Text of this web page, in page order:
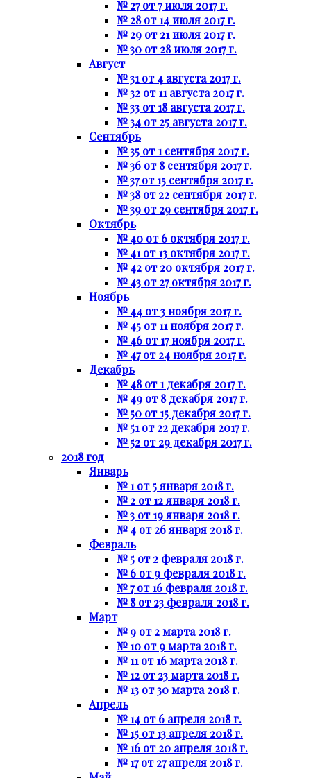
№ 27 от 7 июля 2017 г.
№ 28 от 14 июля 2017 г.
№ 29 от 21 июля 2017 г.
№ 30 от 28 июля 2017 г.
Август
№ 31 от 4 августа 2017 г.
№ 32 от 11 августа 2017 г.
№ 33 от 18 августа 2017 г.
№ 34 от 25 августа 2017 г.
Сентябрь
№ 35 от 1 сентября 2017 г.
№ 36 от 8 сентября 2017 г.
№ 37 от 15 сентября 2017 г.
№ 38 от 22 сентября 2017 г.
№ 39 от 29 сентября 2017 г.
Октябрь
№ 40 от 6 октября 2017 г.
№ 41 от 13 октября 2017 г.
№ 42 от 20 октября 2017 г.
№ 43 от 27 октября 2017 г.
Ноябрь
№ 44 от 3 ноября 2017 г.
№ 45 от 11 ноября 2017 г.
№ 46 от 17 ноября 2017 г.
№ 47 от 24 ноября 2017 г.
Декабрь
№ 48 от 1 декабря 2017 г.
№ 49 от 8 декабря 2017 г.
№ 50 от 15 декабря 2017 г.
№ 51 от 22 декабря 2017 г.
№ 52 от 29 декабря 2017 г.
2018 год
Январь
№ 1 от 5 января 2018 г.
№ 2 от 12 января 2018 г.
№ 3 от 19 января 2018 г.
№ 4 от 26 января 2018 г.
Февраль
№ 5 от 2 февраля 2018 г.
№ 6 от 9 февраля 2018 г.
№ 7 от 16 февраля 2018 г.
№ 8 от 23 февраля 2018 г.
Март
№ 9 от 2 марта 2018 г.
№ 10 от 9 марта 2018 г.
№ 11 от 16 марта 2018 г.
№ 12 от 23 марта 2018 г.
№ 13 от 30 марта 2018 г.
Апрель
№ 14 от 6 апреля 2018 г.
№ 15 от 13 апреля 2018 г.
№ 16 от 20 апреля 2018 г.
№ 17 от 27 апреля 2018 г.